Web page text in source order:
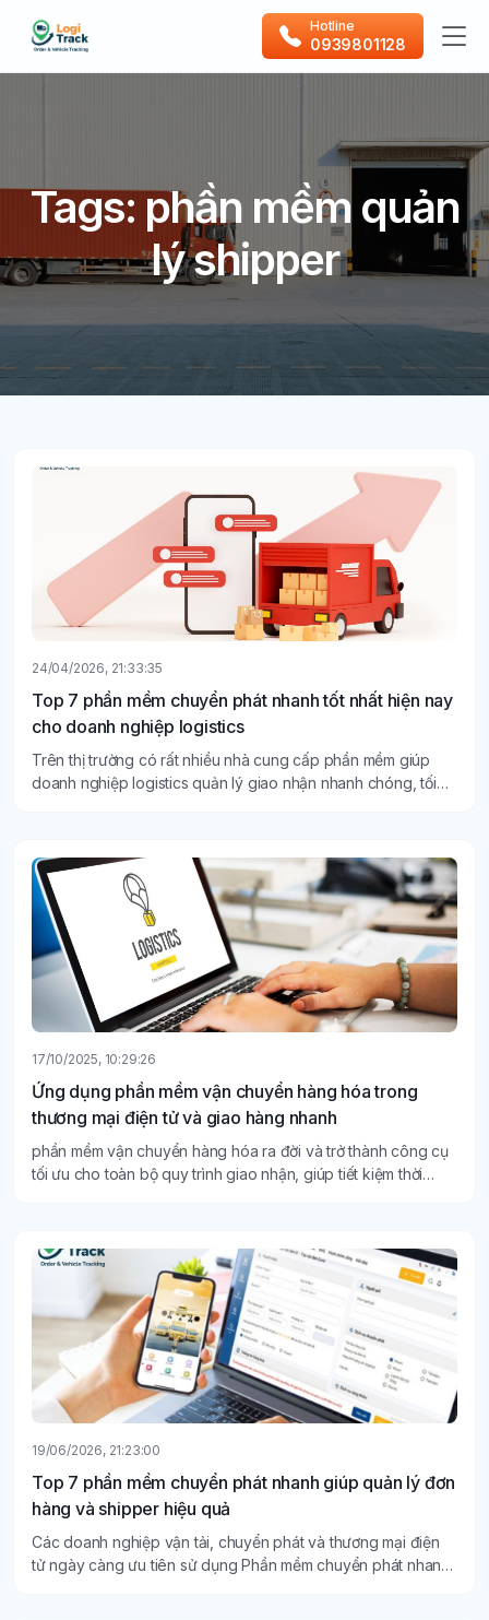
Hotline
0939801128
Tags: phần mềm quản
lý shipper
24/04/2026, 21:33:35
Top 7 phần mềm chuyển phát nhanh tốt nhất hiện nay
cho doanh nghiệp logistics
Trên thị trường có rất nhiều nhà cung cấp phần mềm giúp
doanh nghiệp logistics quản lý giao nhận nhanh chóng, tối
17/10/2025, 10:29:26
Ứng dụng phần mềm vận chuyển hàng hóa trong
thương mại điện tử và giao hàng nhanh
phần mềm vận chuyển hàng hóa ra đời và trở thành công cụ
tối ưu cho toàn bộ quy trình giao nhận, giúp tiết kiệm thời
19/06/2026, 21:23:00
Top 7 phần mềm chuyển phát nhanh giúp quản lý đơn
hàng và shipper hiệu quả
Các doanh nghiệp vận tải, chuyển phát và thương mại điện
tử ngày càng ưu tiên sử dụng Phần mềm chuyển phát nhanh